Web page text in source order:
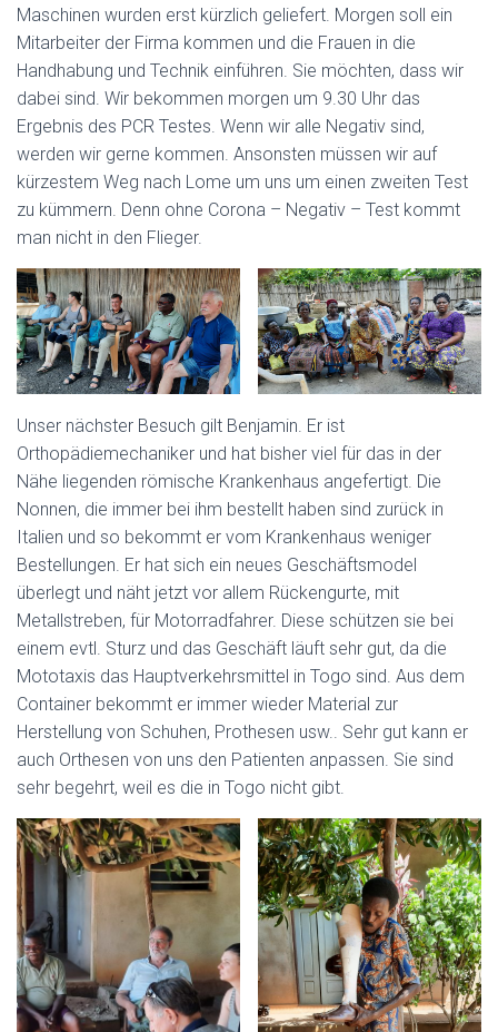
Maschinen wurden erst kürzlich geliefert. Morgen soll ein
Mitarbeiter der Firma kommen und die Frauen in die
Handhabung und Technik einführen. Sie möchten, dass wir
dabei sind. Wir bekommen morgen um 9.30 Uhr das
Ergebnis des PCR Testes. Wenn wir alle Negativ sind,
werden wir gerne kommen. Ansonsten müssen wir auf
kürzestem Weg nach Lome um uns um einen zweiten Test
zu kümmern. Denn ohne Corona – Negativ – Test kommt
man nicht in den Flieger.
Unser nächster Besuch gilt Benjamin. Er ist
Orthopädiemechaniker und hat bisher viel für das in der
Nähe liegenden römische Krankenhaus angefertigt. Die
Nonnen, die immer bei ihm bestellt haben sind zurück in
Italien und so bekommt er vom Krankenhaus weniger
Bestellungen. Er hat sich ein neues Geschäftsmodel
überlegt und näht jetzt vor allem Rückengurte, mit
Metallstreben, für Motorradfahrer. Diese schützen sie bei
einem evtl. Sturz und das Geschäft läuft sehr gut, da die
Mototaxis das Hauptverkehrsmittel in Togo sind. Aus dem
Container bekommt er immer wieder Material zur
Herstellung von Schuhen, Prothesen usw.. Sehr gut kann er
auch Orthesen von uns den Patienten anpassen. Sie sind
sehr begehrt, weil es die in Togo nicht gibt.